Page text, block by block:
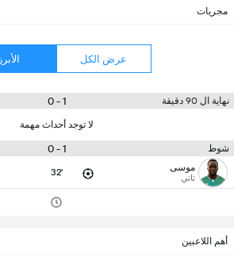
مجريات
عرض الكل الأبرز
نهاية ال 90 دقيقة 1 - 0
لا توجد أحداث مهمة
شوط 1 - 0
موسى
تاتي 32'
أهم اللاعبين